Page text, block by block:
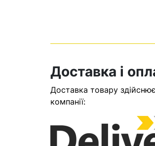
Доставка і
Доставка товару
компанії: